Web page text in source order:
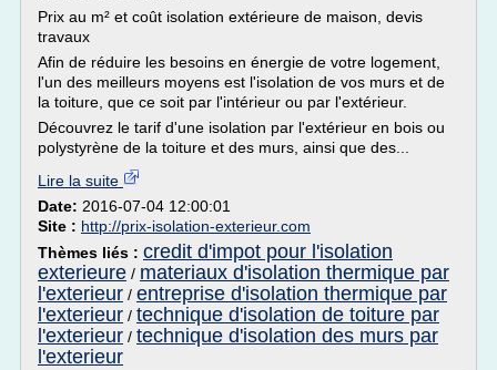
Prix au m² et coût isolation extérieure de maison, devis
travaux
Afin de réduire les besoins en énergie de votre logement,
l'un des meilleurs moyens est l'isolation de vos murs et de
la toiture, que ce soit par l'intérieur ou par l'extérieur.
Découvrez le tarif d'une isolation par l'extérieur en bois ou
polystyrène de la toiture et des murs, ainsi que des...
Lire la suite
Date: 2016-07-04 12:00:01
Site : http://prix-isolation-exterieur.com
Thèmes liés : credit d'impot pour l'isolation
exterieure / materiaux d'isolation thermique par
l'exterieur / entreprise d'isolation thermique par
l'exterieur / technique d'isolation de toiture par
l'exterieur / technique d'isolation des murs par
l'exterieur